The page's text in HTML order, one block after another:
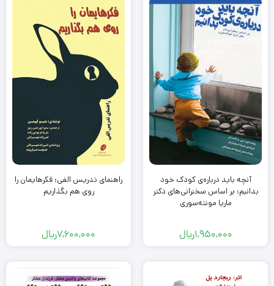
آنچه باید درباره‌ی کودک خود
بدانیم: بر اساس سخنرانی‌های دکتر
ماریا مونته‌سوری
1,950,000ریال
راهنمای تدریس الفی: فکرهایمان را
روی هم بگذاریم
7,600,000ریال